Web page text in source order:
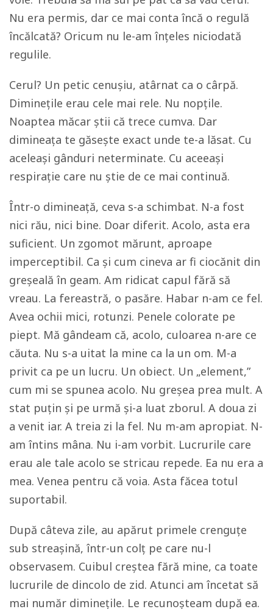
Nu era permis, dar ce mai conta încă o regulă
încălcată? Oricum nu le-am înţeles niciodată
regulile.
Cerul? Un petic cenușiu, atârnat ca o cârpă.
Diminețile erau cele mai rele. Nu nopţile.
Noaptea măcar știi că trece cumva. Dar
dimineața te găsește exact unde te-a lăsat. Cu
aceleași gânduri neterminate. Cu aceeași
respirație care nu știe de ce mai continuă.
Într-o dimineață, ceva s-a schimbat. N-a fost
nici rău, nici bine. Doar diferit. Acolo, asta era
suficient. Un zgomot mărunt, aproape
imperceptibil. Ca și cum cineva ar fi ciocănit din
greșeală în geam. Am ridicat capul fără să
vreau. La fereastră, o pasăre. Habar n-am ce fel.
Avea ochii mici, rotunzi. Penele colorate pe
piept. Mă gândeam că, acolo, culoarea n-are ce
căuta. Nu s-a uitat la mine ca la un om. M-a
privit ca pe un lucru. Un obiect. Un „element,”
cum mi se spunea acolo. Nu greșea prea mult. A
stat puțin și pe urmă și-a luat zborul. A doua zi
a venit iar. A treia zi la fel. Nu m-am apropiat. N-
am întins mâna. Nu i-am vorbit. Lucrurile care
erau ale tale acolo se stricau repede. Ea nu era a
mea. Venea pentru că voia. Asta făcea totul
suportabil.
După câteva zile, au apărut primele crenguţe
sub streașină, într-un colț pe care nu-l
observasem. Cuibul creștea fără mine, ca toate
lucrurile de dincolo de zid. Atunci am încetat să
mai număr diminețile. Le recunoșteam după ea.